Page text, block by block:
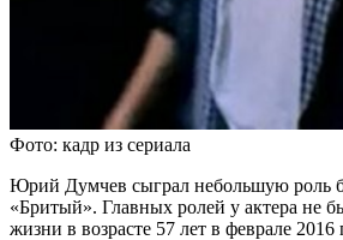
Фото: кадр из сериала
Юрий Думчев сыграл небольшую роль
«Бритый». Главных ролей у актера не
жизни в возрасте 57 лет в феврале 2016